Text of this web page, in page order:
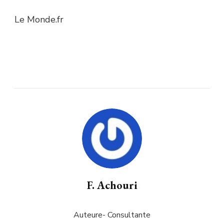
Le Monde.fr
F. Achouri
Auteure- Consultante